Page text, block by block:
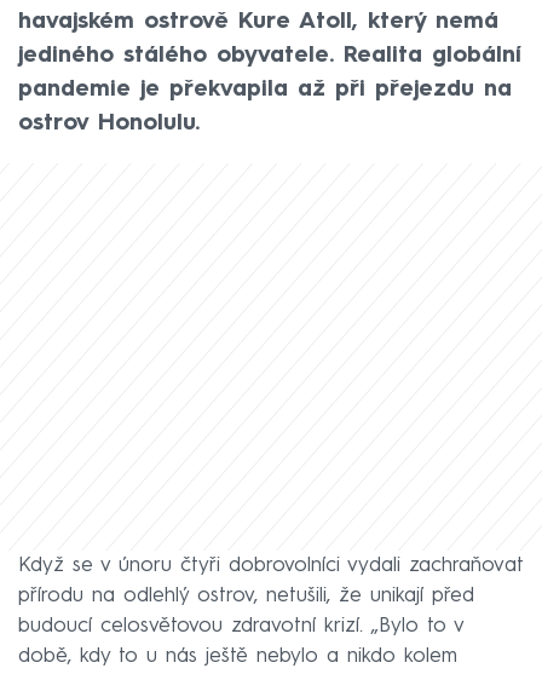
havajském ostrově Kure Atoll, který nemá
jediného stálého obyvatele. Realita globální
pandemie je překvapila až při přejezdu na
ostrov Honolulu.
Když se v únoru čtyři dobrovolníci vydali zachraňovat
přírodu na odlehlý ostrov, netušili, že unikají před
budoucí celosvětovou zdravotní krizí. „Bylo to v
době, kdy to u nás ještě nebylo a nikdo kolem